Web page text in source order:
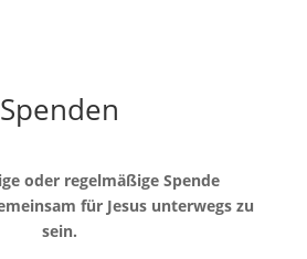
Spenden
oder regelmäßige Spende
für Jesus unterwegs zu
sein.